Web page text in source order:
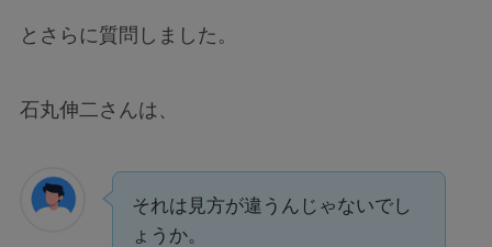
とさらに質問しました。
石丸伸二さんは、
それは見方が違うんじゃないでし
ょうか。